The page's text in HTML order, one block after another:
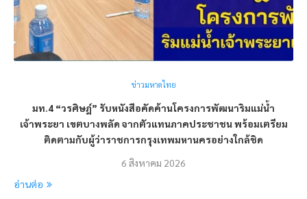
ข่าวมหาดไทย
มท.4 “วรศิษฎ์” รับหนังสือคัดค้านโครงการพัฒนาริมแม่น้ำ
เจ้าพระยา เขตบางพลัด จากตัวแทนภาคประชาชน พร้อมเตรียม
ติดตามกับผู้ว่าราชการกรุงเทพมหานครอย่างใกล้ชิด
6 สิงหาคม 2026
อ่านต่อ